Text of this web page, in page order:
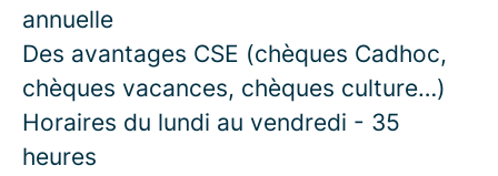
annuelle
Des avantages CSE (chèques Cadhoc,
chèques vacances, chèques culture…)
Horaires du lundi au vendredi - 35
heures